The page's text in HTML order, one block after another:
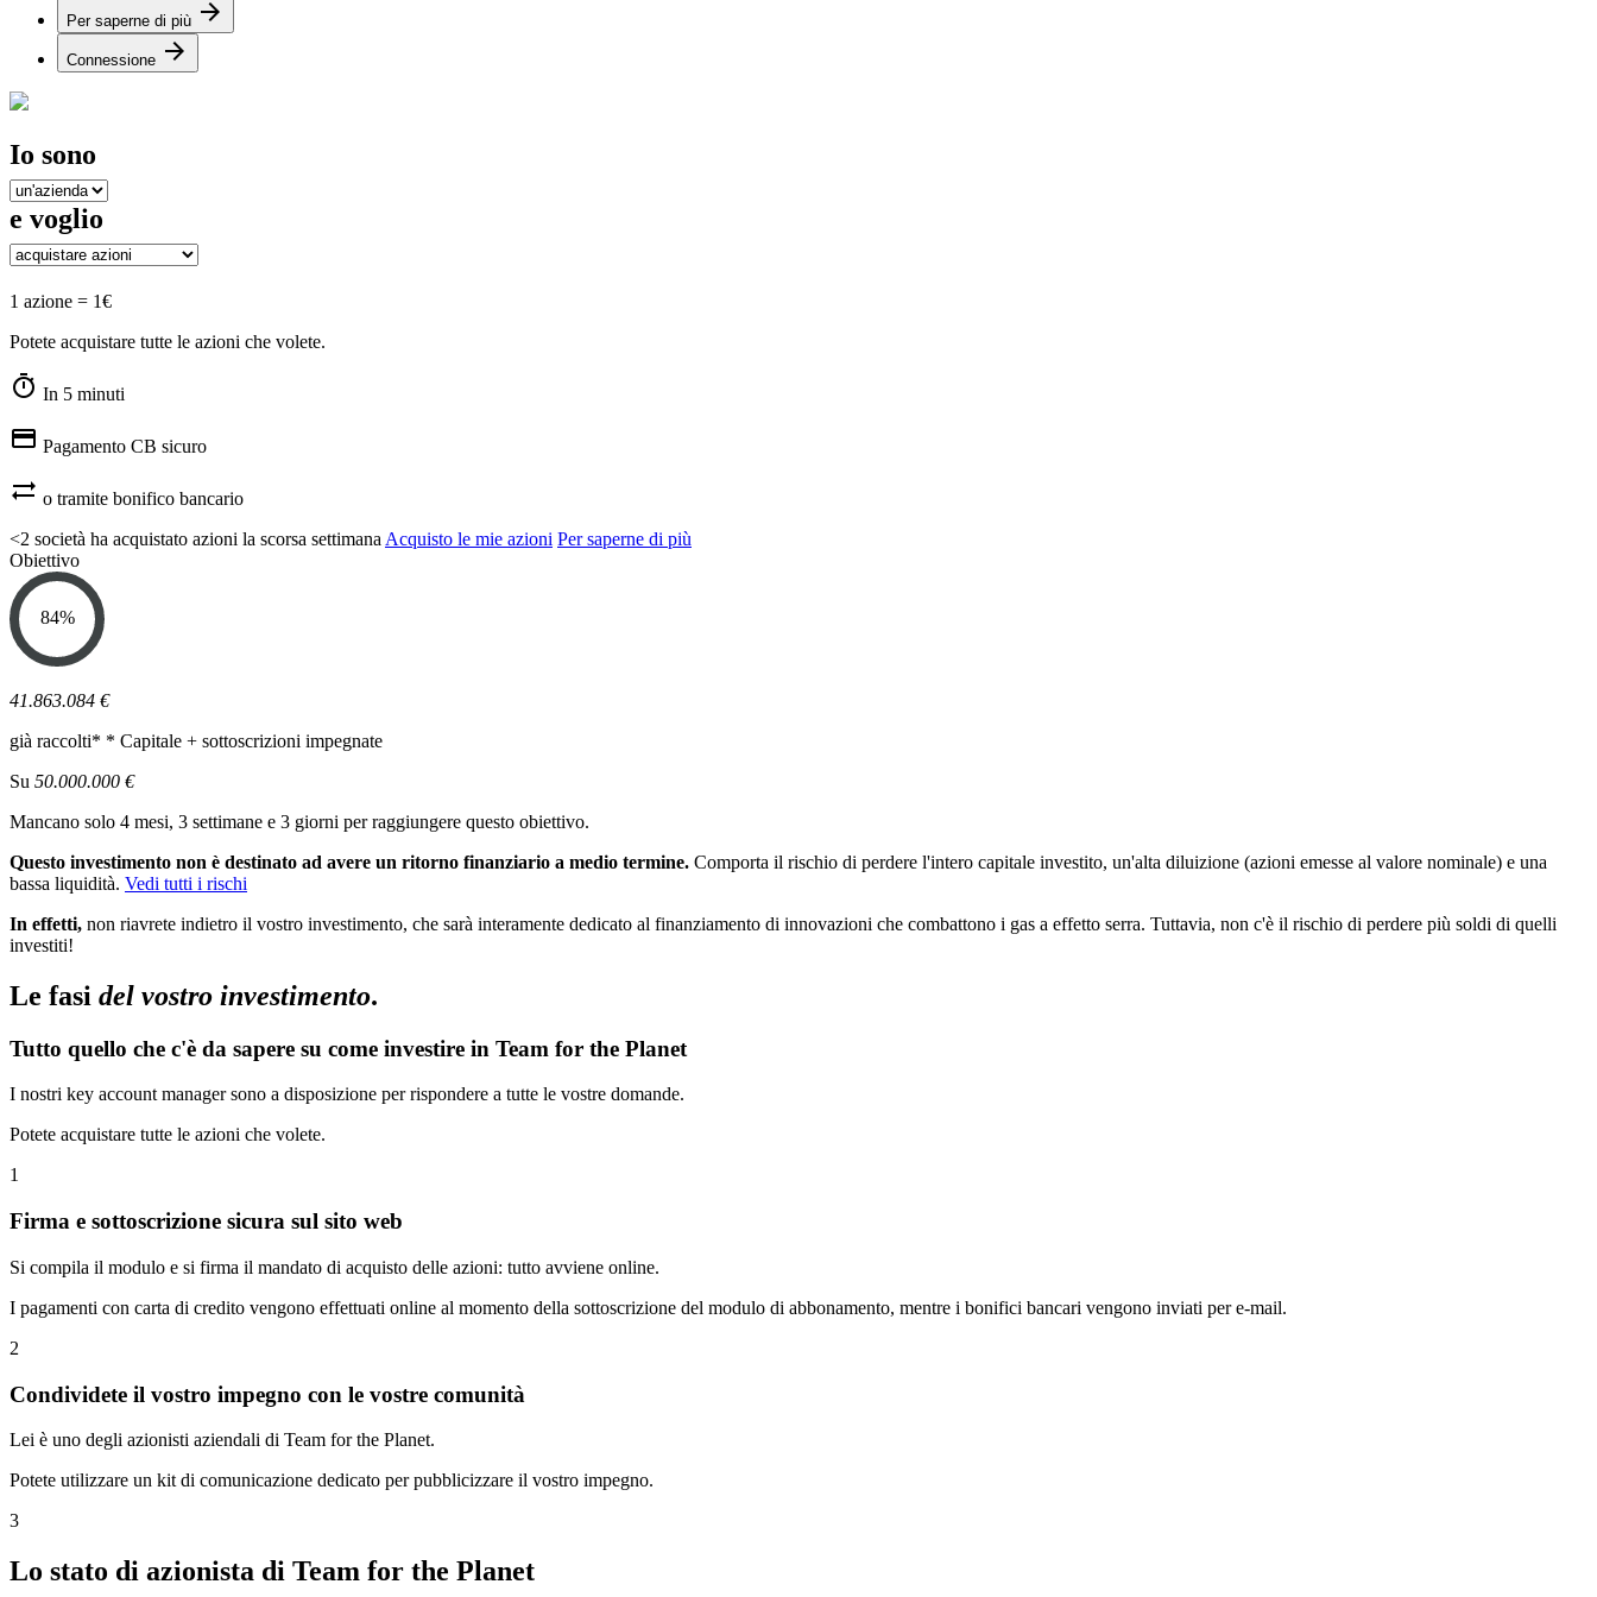
Per saperne di più arrow_forward
Connessione arrow_forward
Io sono
e voglio
1 azione = 1€
Potete acquistare tutte le azioni che volete.
timer In 5 minuti
credit_card Pagamento CB sicuro
sync_alt o tramite bonifico bancario
<2 società ha acquistato azioni la scorsa settimana Acquisto le mie azioni Per saperne di più
Obiettivo
84%
41.863.084 €
già raccolti* * Capitale + sottoscrizioni impegnate
Su 50.000.000 €
Mancano solo 4 mesi, 3 settimane e 3 giorni per raggiungere questo obiettivo.
Questo investimento non è destinato ad avere un ritorno finanziario a medio termine. Comporta il rischio di perdere l'intero capitale investito, un'alta diluizione (azioni emesse al valore nominale) e una
bassa liquidità. Vedi tutti i rischi
In effetti, non riavrete indietro il vostro investimento, che sarà interamente dedicato al finanziamento di innovazioni che combattono i gas a effetto serra. Tuttavia, non c'è il rischio di perdere più soldi di quelli
investiti!
Le fasi del vostro investimento.
Tutto quello che c'è da sapere su come investire in Team for the Planet
I nostri key account manager sono a disposizione per rispondere a tutte le vostre domande.
Potete acquistare tutte le azioni che volete.
1
Firma e sottoscrizione sicura sul sito web
Si compila il modulo e si firma il mandato di acquisto delle azioni: tutto avviene online.
I pagamenti con carta di credito vengono effettuati online al momento della sottoscrizione del modulo di abbonamento, mentre i bonifici bancari vengono inviati per e-mail.
2
Condividete il vostro impegno con le vostre comunità
Lei è uno degli azionisti aziendali di Team for the Planet.
Potete utilizzare un kit di comunicazione dedicato per pubblicizzare il vostro impegno.
3
Lo stato di azionista di Team for the Planet